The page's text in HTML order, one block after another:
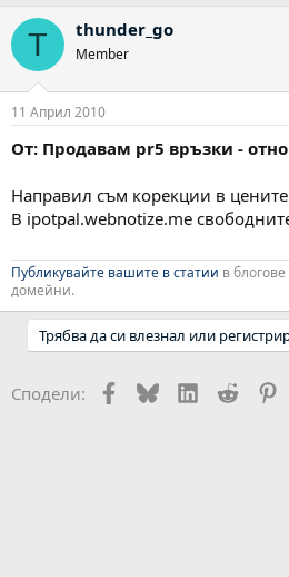
T thunder_go
Member
11 Април 2010
От: Продавам pr5 връзки -
Направил съм корекции в
В ipotpal.webnotize.me
Публикувайте вашите в статии в
домейни.
Трябва да си влезнал или
Сподели: Facebook
BlueskyLinkedIn
Reddit